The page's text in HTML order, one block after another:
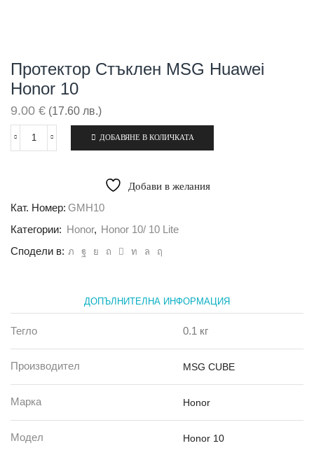
Протектор Стъклен MSG Huawei
Honor 10
9.00 € (17.60 лв.)
количество
Huawei
10
ДОБАВЯНЕ В КОЛИЧКАТА
Добави в желания
Кат. Номер: GMH10
Категории:
Honor, Honor 10/ 10 Lite
Сподели в:
ДОПЪЛНИТЕЛНА ИНФОРМАЦИЯ
Тегло 0.1 кг
Производител MSG CUBE
Марка Honor
Модел Honor 10